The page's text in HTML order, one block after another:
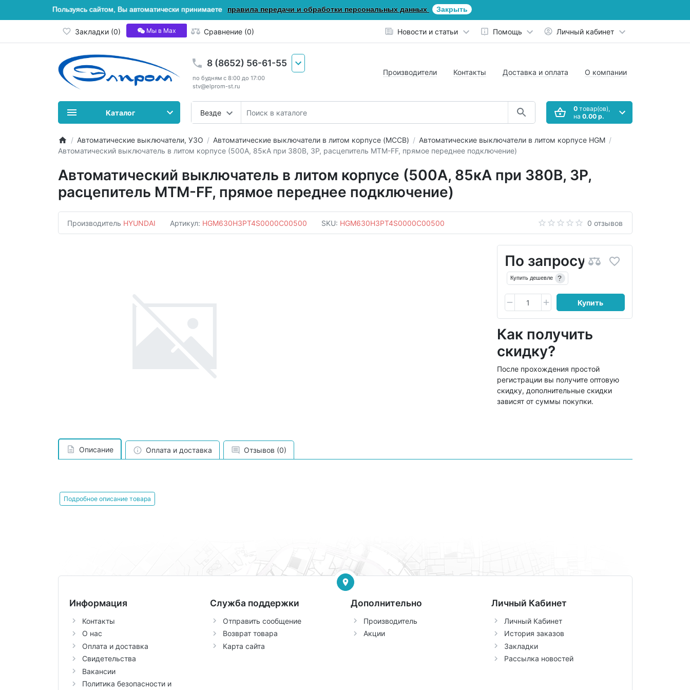
Пользуясь сайтом, Вы автоматически принимаете правила передачи и обработки персональных данных Закрыть
Закладки (0) Мы в Мах Сравнение (0) Новости и статьи Помощь Личный кабинет
8 (8652) 56-61-55
по будням с 8:00 до 17:00
stv@elprom-st.ru
Везде
Производители Контакты Доставка и оплата О компании
0товар(ов),
на 0.00 р.
Каталог
Автоматические выключатели, УЗО Автоматические выключатели в литом корпусе (MCCB)
Автоматические выключатели в литом корпусе HGM
Автоматический выключатель в литом корпусе (500А, 85кА при 380В, 3P, расцепитель MTM-FF, прямое переднее подключение)
Автоматический выключатель в литом корпусе (500А, 85кА при 380В, 3P,
расцепитель MTM-FF, прямое переднее подключение)
Производитель HYUNDAI Артикул: HGM630H3PT4S0000C00500 SKU: HGM630H3PT4S0000C00500 0 отзывов
По запросу
Купить дешевле ?
Купить
Как получить
скидку?
После прохождения простой
регистрации вы получите оптовую
скидку, дополнительные скидки
зависят от суммы покупки.
Описание Оплата и доставка Отзывов (0)
Подробное описание товара
Информация
Контакты
О нас
Оплата и доставка
Свидетельства
Вакансии
Политика безопасности и
Служба поддержки
Отправить сообщение
Возврат товара
Карта сайта
Дополнительно
Производитель
Акции
Личный Кабинет
Личный Кабинет
История заказов
Закладки
Рассылка новостей